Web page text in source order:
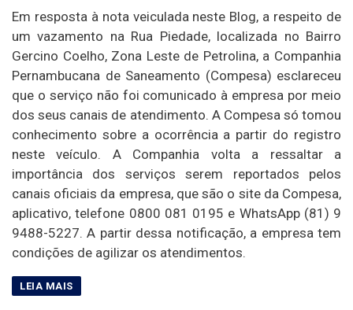
Em resposta à nota veiculada neste Blog, a respeito de
um vazamento na Rua Piedade, localizada no Bairro
Gercino Coelho, Zona Leste de Petrolina, a Companhia
Pernambucana de Saneamento (Compesa) esclareceu
que o serviço não foi comunicado à empresa por meio
dos seus canais de atendimento. A Compesa só tomou
conhecimento sobre a ocorrência a partir do registro
neste veículo. A Companhia volta a ressaltar a
importância dos serviços serem reportados pelos
canais oficiais da empresa, que são o site da Compesa,
aplicativo, telefone 0800 081 0195 e WhatsApp (81) 9
9488-5227. A partir dessa notificação, a empresa tem
condições de agilizar os atendimentos.